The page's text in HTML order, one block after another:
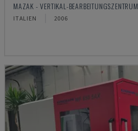
MAZAK - VERTIKAL-BEARBEITUNGSZENTRUM
ITALIEN 2006